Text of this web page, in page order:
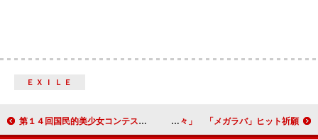
ＥＸＩＬＥ
第１４回国民的美少女コンテスト開催決定 剛力彩芽、「チャンスは巡ってくる」 横山ルリカ、大学卒業に不安「半々」 「メガラバ」ヒット祈願